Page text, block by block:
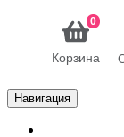
0
Корзина
Навигация